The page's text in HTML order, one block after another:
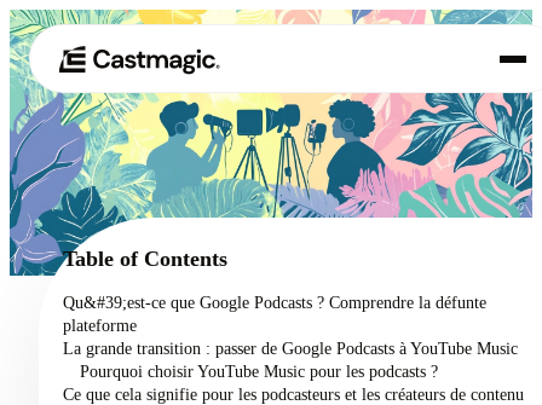
01 Produit
02 Cas d'utilisation
Tarification
À propos de nous
Table of Contents
Qu&#39;est-ce que Google Podcasts ? Comprendre la défunte
plateforme
La grande transition : passer de Google Podcasts à YouTube Music
Pourquoi choisir YouTube Music pour les podcasts ?
Ce que cela signifie pour les podcasteurs et les créateurs de contenu